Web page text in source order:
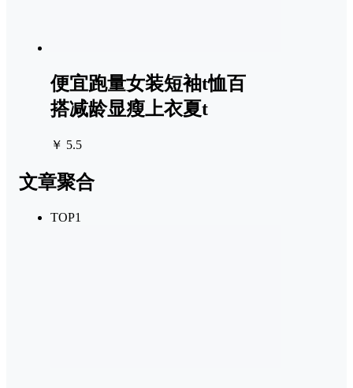
便宜跑量女装短袖t恤百
搭减龄显瘦上衣夏t
￥ 5.5
文章聚合
TOP1